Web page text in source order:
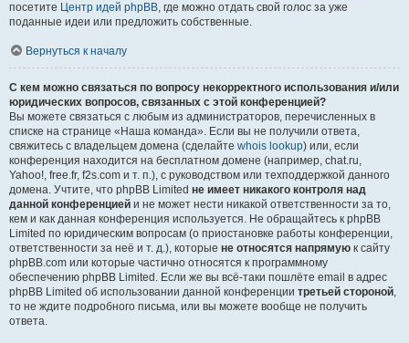
посетите Центр идей phpBB, где можно отдать свой голос за уже
поданные идеи или предложить собственные.
Вернуться к началу
С кем можно связаться по вопросу некорректного использования и/или
юридических вопросов, связанных с этой конференцией?
Вы можете связаться с любым из администраторов, перечисленных в
списке на странице «Наша команда». Если вы не получили ответа,
свяжитесь с владельцем домена (сделайте whois lookup) или, если
конференция находится на бесплатном домене (например, chat.ru,
Yahoo!, free.fr, f2s.com и т. п.), с руководством или техподдержкой данного
домена. Учтите, что phpBB Limited не имеет никакого контроля над
данной конференцией и не может нести никакой ответственности за то,
кем и как данная конференция используется. Не обращайтесь к phpBB
Limited по юридическим вопросам (о приостановке работы конференции,
ответственности за неё и т. д.), которые не относятся напрямую к сайту
phpBB.com или которые частично относятся к программному
обеспечению phpBB Limited. Если же вы всё-таки пошлёте email в адрес
phpBB Limited об использовании данной конференции третьей стороной,
то не ждите подробного письма, или вы можете вообще не получить
ответа.